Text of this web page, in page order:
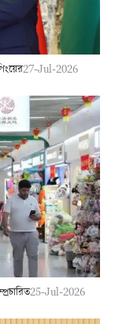
27-Jul-2026
25-Jul-2026